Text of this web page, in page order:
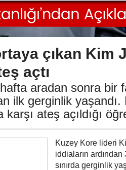
çıkan Kim
açtı
aradan sonra bir
ilk gerginlik
karşı ateş açıldığı
Kuzey Kore lideri
iddiaların ardından
sınırda gerginlik